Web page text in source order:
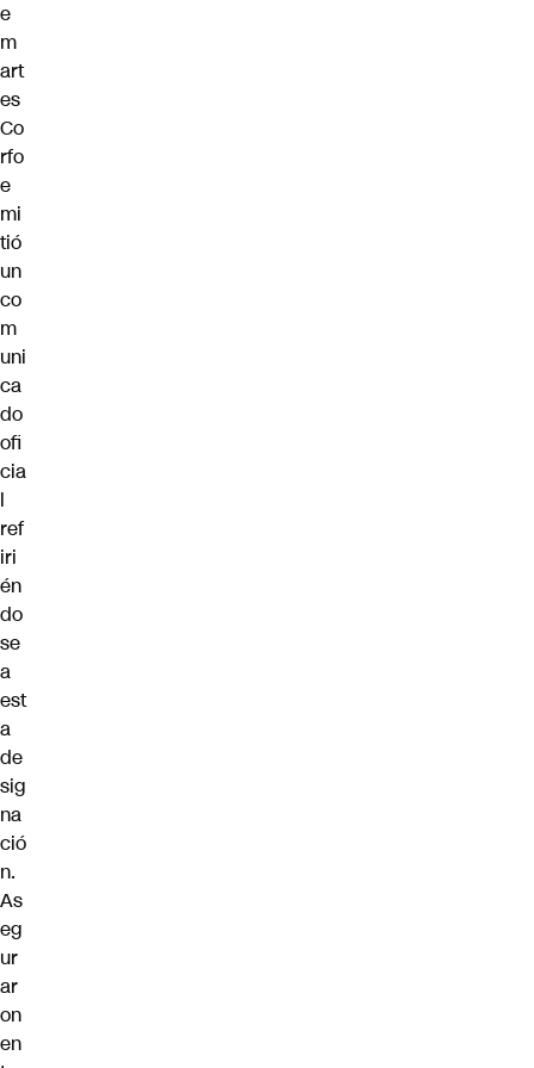
e
m
art
es
Co
rfo
e
mi
tió
un
co
m
uni
ca
do
ofi
cia
l
ref
iri
én
do
se
a
est
a
de
sig
na
ció
n.
As
eg
ur
ar
on
en